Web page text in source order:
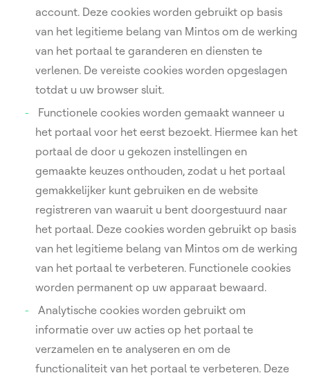
account. Deze cookies worden gebruikt op basis
van het legitieme belang van Mintos om de werking
van het portaal te garanderen en diensten te
verlenen. De vereiste cookies worden opgeslagen
totdat u uw browser sluit.
Functionele cookies worden gemaakt wanneer u
het portaal voor het eerst bezoekt. Hiermee kan het
portaal de door u gekozen instellingen en
gemaakte keuzes onthouden, zodat u het portaal
gemakkelijker kunt gebruiken en de website
registreren van waaruit u bent doorgestuurd naar
het portaal. Deze cookies worden gebruikt op basis
van het legitieme belang van Mintos om de werking
van het portaal te verbeteren. Functionele cookies
worden permanent op uw apparaat bewaard.
Analytische cookies worden gebruikt om
informatie over uw acties op het portaal te
verzamelen en te analyseren en om de
functionaliteit van het portaal te verbeteren. Deze